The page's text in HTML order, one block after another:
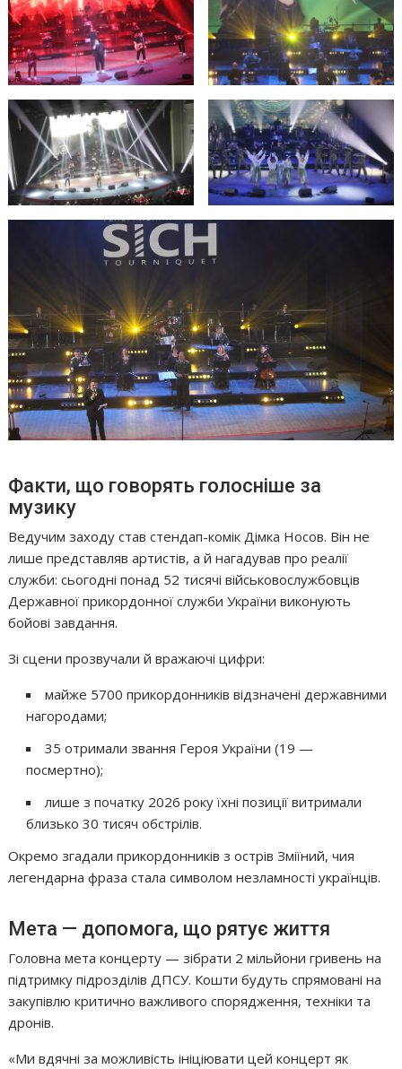
Факти, що говорять голосніше за
музику
Ведучим заходу став стендап-комік Дімка Носов. Він не
лише представляв артистів, а й нагадував про реалії
служби: сьогодні понад 52 тисячі військовослужбовців
Державної прикордонної служби України виконують
бойові завдання.
Зі сцени прозвучали й вражаючі цифри:
майже 5700 прикордонників відзначені державними
нагородами;
35 отримали звання Героя України (19 —
посмертно);
лише з початку 2026 року їхні позиції витримали
близько 30 тисяч обстрілів.
Окремо згадали прикордонників з острів Зміїний, чия
легендарна фраза стала символом незламності українців.
Мета — допомога, що рятує життя
Головна мета концерту — зібрати 2 мільйони гривень на
підтримку підрозділів ДПСУ. Кошти будуть спрямовані на
закупівлю критично важливого спорядження, техніки та
дронів.
«Ми вдячні за можливість ініціювати цей концерт як